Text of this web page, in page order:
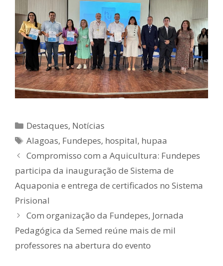
Categorias
Destaques, Notícias
Tags
Alagoas, Fundepes, hospital, hupaa
Compromisso com a Aquicultura: Fundepes
participa da inauguração de Sistema de
Aquaponia e entrega de certificados no Sistema
Prisional
Com organização da Fundepes, Jornada
Pedagógica da Semed reúne mais de mil
professores na abertura do evento